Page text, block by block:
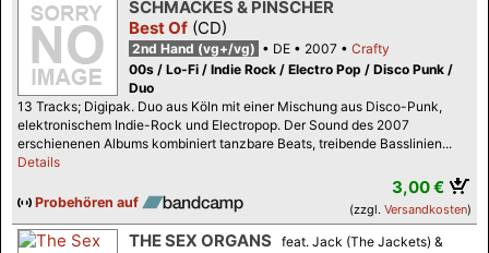
SCHMACKES & PINSCHER
Best Of (CD)
2nd Hand (vg+/vg) DE 2007
Crafty
00s / Lo-Fi / Indie Rock / Electro Pop / Disco Punk /
Duo
13 Tracks; Digipak. Duo aus Köln mit einer Mischung aus Disco-Punk,
elektronischem Indie-Rock und Electropop. Der Sound des 2007
erschienenen Albums kombiniert tanzbare Beats, treibende Basslinien...
Details
Probehören auf
3,00 €
(zzgl. Versandkosten)
THE SEX ORGANS feat. Jack (The Jackets) &